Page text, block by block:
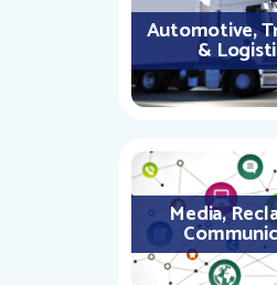
Automotive,
&
Media,